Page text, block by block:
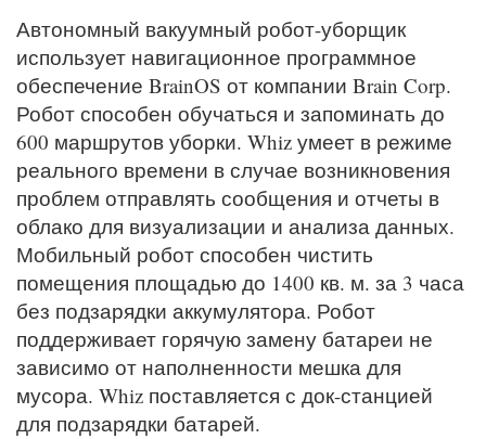
Автономный вакуумный робот-уборщик
использует навигационное программное
обеспечение BrainOS от компании Brain Corp.
Робот способен обучаться и запоминать до
600 маршрутов уборки. Whiz умеет в режиме
реального времени в случае возникновения
проблем отправлять сообщения и отчеты в
облако для визуализации и анализа данных.
Мобильный робот способен чистить
помещения площадью до 1400 кв. м. за 3 часа
без подзарядки аккумулятора. Робот
поддерживает горячую замену батареи не
зависимо от наполненности мешка для
мусора. Whiz поставляется с док-станцией
для подзарядки батарей.